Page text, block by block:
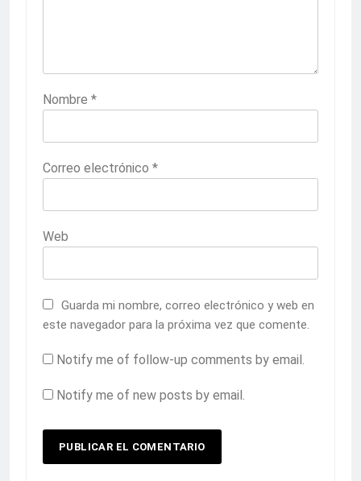
Nombre *
Correo electrónico *
Web
Guarda mi nombre, correo electrónico y web en
este navegador para la próxima vez que comente.
Notify me of follow-up comments by email.
Notify me of new posts by email.